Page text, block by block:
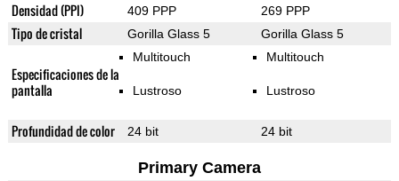
Densidad (PPI) 409 PPP 269 PPP
Tipo de cristal Gorilla Glass 5 Gorilla Glass 5
Especificaciones de la
pantalla
Multitouch
Lustroso
Multitouch
Lustroso
Profundidad de color 24 bit 24 bit
Primary Camera